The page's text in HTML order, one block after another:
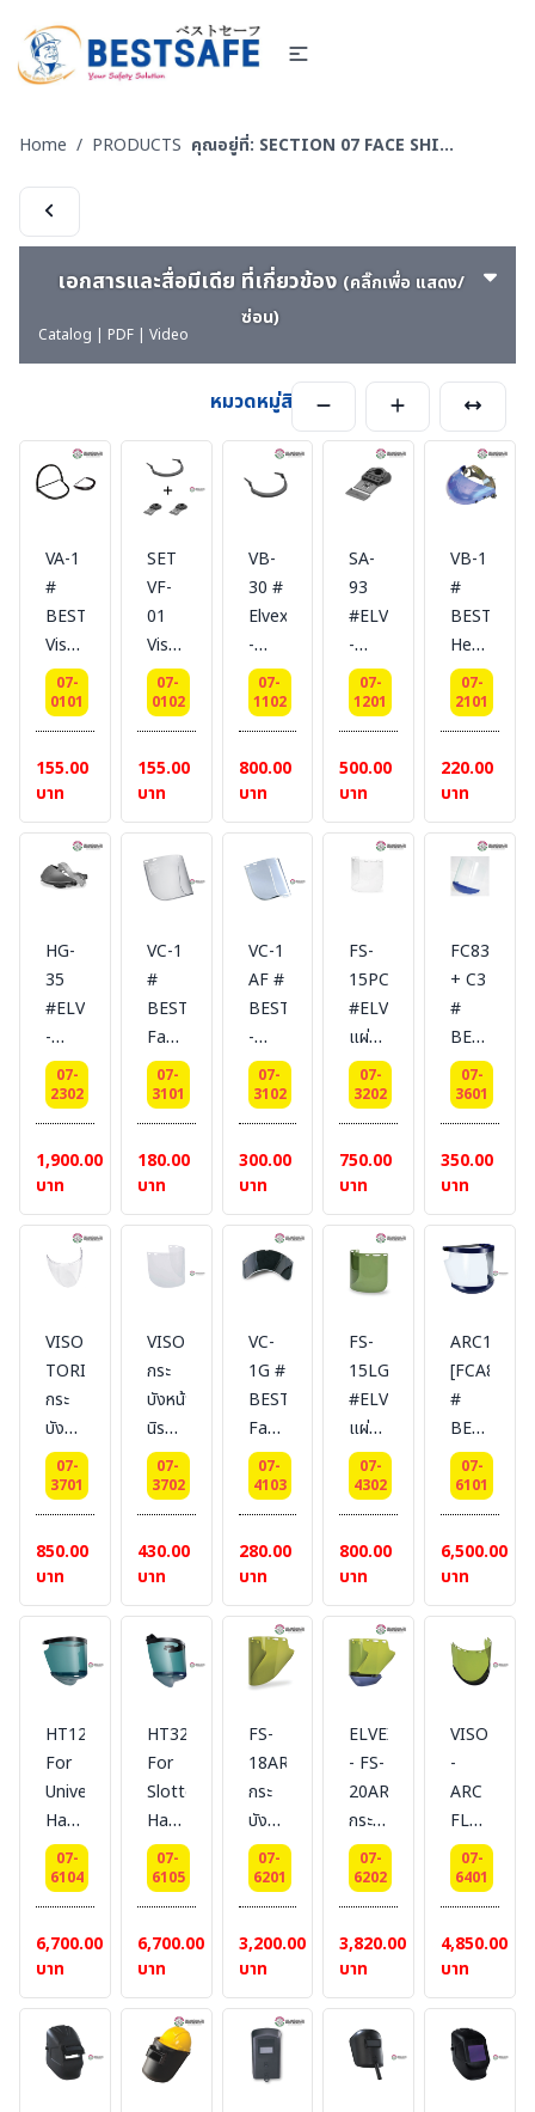
Home / PRODUCTS คุณอยู่ที่: SECTION 07 FACE SHIELD - โครงกระบังหน้าสำหรับป้องกัน หน้าเตา งานเชื่อม ไฟฟ้า arcflash
เอกสารและสื่อมีเดีย ที่เกี่ยวข้อง (คลิ๊กเพื่อ แสดง/
ซ่อน)
Catalog | PDF | Video
หมวดหมู่สินค้า
VA-1
#
BESTSAFE-
Visor
Bracket,
โครง
สปริง
รัด
หมวก
07-
0101
155.00
บาท
SET
VF-
01
Visor
Brackers
+
VF-
02
Slot
Adator
โครง
กระ
พร้อม
กับ
อุปกรณ์
เสียบ
กระ
บังหน้า
07-
0102
155.00
บาท
VB-
30 #
Elvex
-
Visor
Brackets
โครง
สำหรับ
ยึด
หมวก
กับ
กระ
นิรภัย
(ใช้
ร่วม
กับ
SA-
93)
07-
1102
800.00
บาท
SA-
93
#ELVEX
-
Slot
Adaptor
Blades
อุปกรณ์
เสียบ
ใช้
ร่วม
บังหน้า
นิรภัย
(ใช้
ร่วม
กับ
VB-
30)
07-
1201
500.00
บาท
VB-1
#
Head
gear,
ที่
ครอบ
ศีรษะ
แบบ
ปรับ
หมุน
ซับใน
NANO
07-
2101
220.00
บาท
HG-
35
#ELVEX
-
Ultimate
ratchet
Headear
for
Universal
Face
Shields
(ชุด
USA
07-
2302
1,900.00
บาท
VC-1
#
BESTSAFE-
Faceshields,
แผ่น
กระ
บังหน้า
เลนส์
ใส
หนา
size
[FC48]
มาตรฐาน
EN166,UKCA,ANSI
Z87.1,
AS/NZS1337.1,
Z94.3
07-
3101
180.00
บาท
VC-1
AF #
BESTSAFE
-
ANTI
FOG
Faceshields,
แผ่น
กระ
บังหน้า
เลนส์
ใส
ANTI
FOG
หนา
1.0
mm
size
[FC48AF]
มาตรฐาน
EN166,ANSI
Z87.1
07-
3102
300.00
บาท
FS-
15PC
#ELVEX
แผ่น
กระ
บังหน้า
เลนส์
ใส
แบบ
ทน
ความ
ร้อน
แบบ
USA
07-
3202
750.00
บาท
FC83
+ C3
#
กระ
บังหน้า
พร้อม
ที่คลุม
คาง
(ไม่
Head
07-
3601
350.00
บาท
VISOR
TORIC
กระ
บังหน้า
เลนส์
ใส
#DELTAPLUS
07-
3701
850.00
บาท
VISORPC
กระ
บังหน้า
นิรภัย
ทรง
แข็ง
สำหรับ
งาน
ความ
ร้อน
#DELTAPLUS
07-
3702
430.00
บาท
VC-
1G #
BESTSAFE-
Faceshields,
แผ่น
กระ
บังหน้า
เลนส์
เขียว
ดำ
เฉด
5
หนา
mm
size
20cmx39cm
[FC48G5]
มาตรฐาน
EN166,UKCA,ANSI
07-
4103
280.00
บาท
FS-
15LG
#ELVEX
แผ่น
กระ
บังหน้า
เลนส์
เชื่อม
แบบ
ทน
ความ
ร้อน
แบบ
USA
07-
4302
800.00
บาท
ARC11
[FCA8]
#
BESTSAFE
- Arc
Flash
FaceShield
11
cal/cm2
[PPE-
แผ่น
กระ
เลนส์
ARC
FLASH
แบบ
คลุม
คาง -
ไฟฟ้า
เลนส์
ใส
2C-
1.7
07-
6101
6,500.00
บาท
HT128
For
Universal
Hard
Hat
ATPV
: 20
Cal/cm2
แผ่น
กระ
บังหน้า
เลนส์
ARC
07-
6104
6,700.00
บาท
HT328X
For
Slotted
Hard
Hat
ATPV
: 20
Cal/cm2
แผ่น
กระ
บังหน้า
เลนส์
ARC
07-
6105
6,700.00
บาท
FS-
18ARC10
กระ
บังหน้า
นิรภัย
ยี่ห้อ
ELVEX
07-
6201
3,200.00
บาท
ELVEX
- FS-
20ARC10
กระ
บังหน้า
นิรภัย
ยี่ห้อ
ELVEX
07-
6202
3,820.00
บาท
-
ARC
FLASH
VISOR
กระ
บังหน้า
นิรภัย-
กัน
ไฟฟ้า
14
cal
07-
6401
4,850.00
บาท